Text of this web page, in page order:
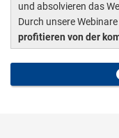
und absolvieren das
Durch unsere
profitieren von der